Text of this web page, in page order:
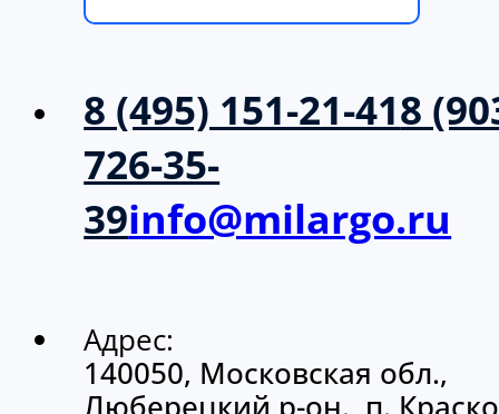
8 (495) 151-21-418
726-35-
39info@milargo.ru
Адрес:
140050, Московская обл.,